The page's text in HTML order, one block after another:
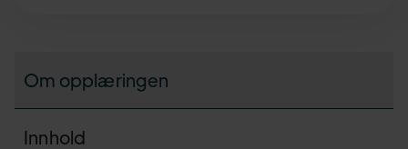
Om opplæringen
Innhold